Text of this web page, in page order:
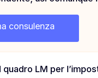
consulenza
LM per